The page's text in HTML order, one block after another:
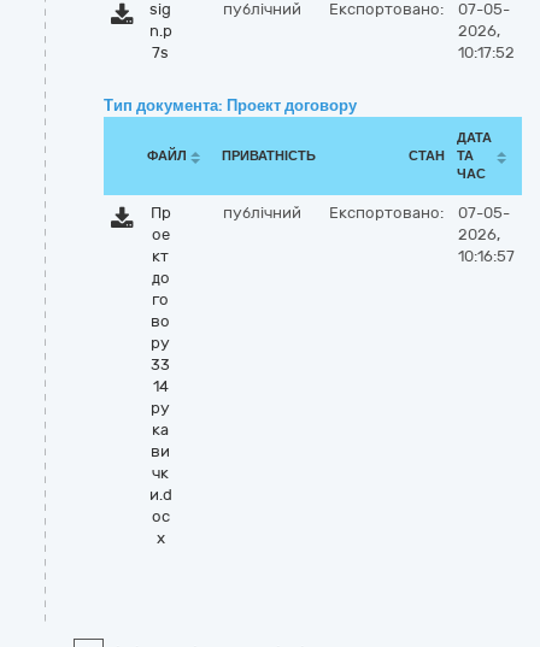
sig
n.p
7s
публічний Експортовано:
07-05-
2026,
10:17:52
Тип документа: Проект договору
ФАЙЛ ПРИВАТНІСТЬ СТАН
ДАТА
ТА
ЧАС
Пр
ое
кт
до
го
во
ру
33
14
ру
ка
ви
чк
и.d
oc
x
публічний Експортовано:
07-05-
2026,
10:16:57